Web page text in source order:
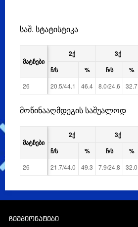
საშ. სტატისტიკა
2Ქ 3Ქ
Ჩ/Ს
% Ჩ/Ს %
20.5/44.1 46.4 8.0/24.6 32.7
ᲛᲐᲢᲩᲔᲑᲘ
26
მოწინააღმდეგის საშუალოდ
2Ქ 3Ქ
Ჩ/Ს
% Ჩ/Ს %
21.7/44.0 49.3 7.9/24.8 32.0
ᲛᲐᲢᲩᲔᲑᲘ
26
ჩემპიონატები